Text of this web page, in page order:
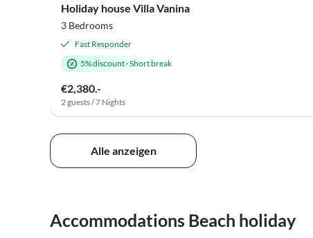
Holiday house Villa Vanina
3 Bedrooms
Fast Responder
5% discount·Short break
€2,380.-
2 guests / 7 Nights
Alle anzeigen
Accommodations Beach holiday